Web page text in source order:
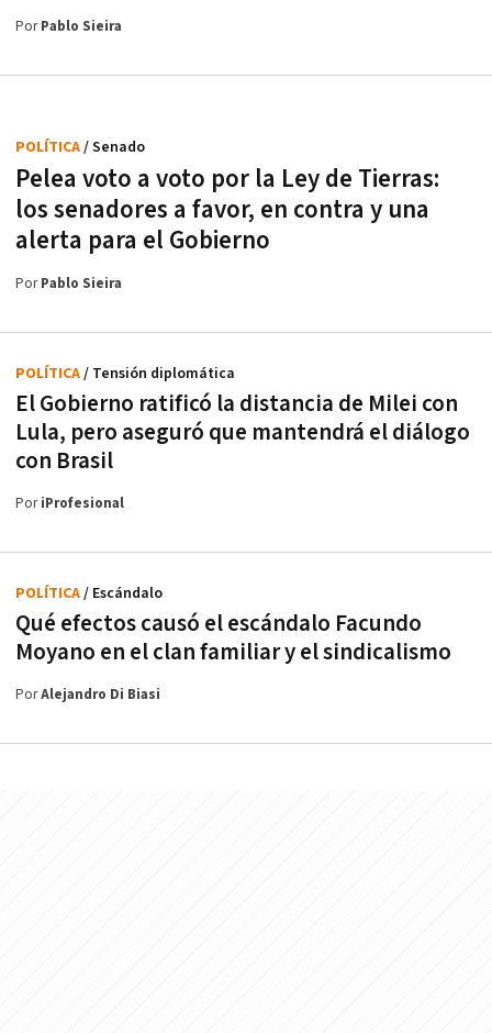
PorPablo Sieira
Pelea voto a voto por la Ley de Tierras:
los senadores a favor, en contra y una
alerta para el Gobierno
POLÍTICA/ Senado
PorPablo Sieira
El Gobierno ratificó la distancia de Milei con
Lula, pero aseguró que mantendrá el diálogo
con Brasil
POLÍTICA/ Tensión diplomática
PoriProfesional
Qué efectos causó el escándalo Facundo
Moyano en el clan familiar y el sindicalismo
POLÍTICA/ Escándalo
PorAlejandro Di Biasi